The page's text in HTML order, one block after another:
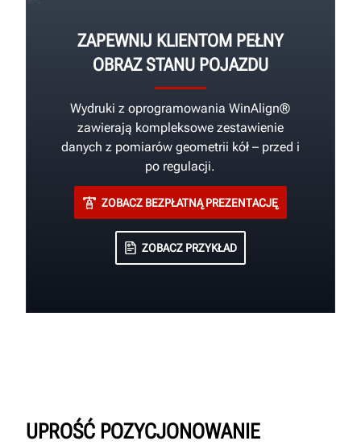
ZAPEWNIJ KLIENTOM PEŁNY
OBRAZ STANU POJAZDU
Wydruki z oprogramowania WinAlign®
zawierają kompleksowe zestawienie
danych z pomiarów geometrii kół – przed i
po regulacji.
ZOBACZ BEZPŁATNĄ PREZENTACJĘ
ZOBACZ PRZYKŁAD
UPROŚĆ POZYCJONOWANIE